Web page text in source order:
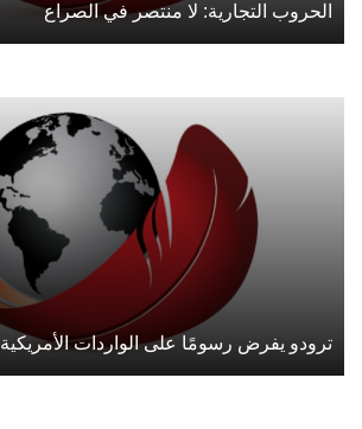
الحروب التجارية: لا منتصر في الصراع
ترودو يفرض رسومًا على الواردات الأمريكية